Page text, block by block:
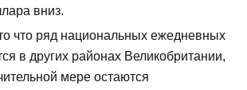
вниз.
что ряд национальных ежедневных
в других районах Великобритании,
мере остаются